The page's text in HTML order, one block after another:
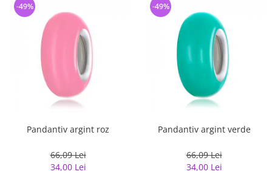
Pandantiv argint roz
66,09 Lei
34,00 Lei
-49%
Pandantiv argint verde
66,09 Lei
34,00 Lei
-49%